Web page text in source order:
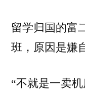
留学归国的富
班，原因是嫌
“不就是一卖